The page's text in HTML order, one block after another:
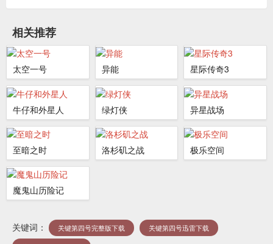
相关推荐
太空一号 异能 星际传奇3
牛仔和外星人 绿灯侠 异星战场
至暗之时 洛杉矶之战 极乐空间
魔鬼山历险记
关键词： 关键第四号完整版下载 关键第四号迅雷下载